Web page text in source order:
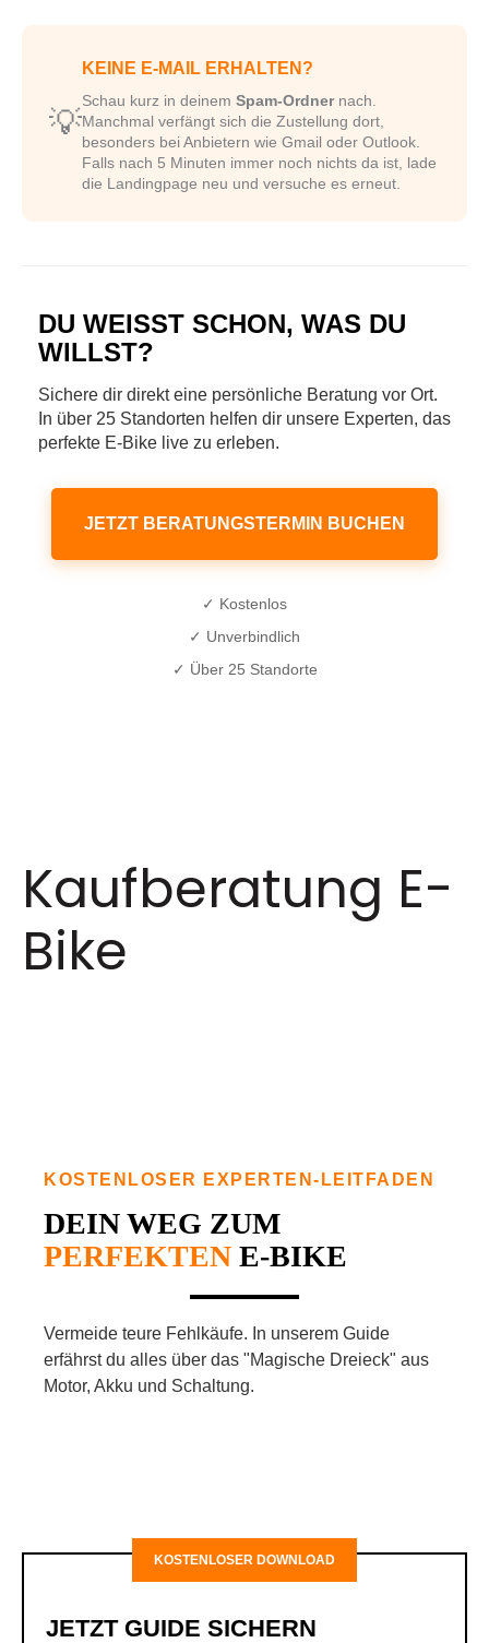
💡
KEINE E-MAIL ERHALTEN?
Schau kurz in deinem Spam-Ordnernach.
Manchmal verfängt sich die Zustellung dort,
besonders bei Anbietern wie Gmail oder Outlook.
Falls nach 5 Minuten immer noch nichts da ist, lade
die Landingpage neu und versuche es erneut.
DU WEISST SCHON, WAS DU W
ILLST?
Sichere dir direkt eine persönliche Beratung vor Ort.
In über 25 Standorten helfen dir unsere Experten, das
perfekte E-Bike live zu erleben.
JETZT BERATUNGSTERMIN BUCHEN
✓ Kostenlos
✓ Unverbindlich
✓ Über 25 Standorte
Kaufberatung E-
Bike
KOSTENLOSER EXPERTEN-LEITFADEN
DEIN WEG ZUM
PERFEKTEN E-BIKE
Vermeide teure Fehlkäufe. In unserem Guide
erfährst du alles über das "Magische Dreieck" aus
Motor, Akku und Schaltung.
KOSTENLOSER DOWNLOAD
JETZT GUIDE SICHERN